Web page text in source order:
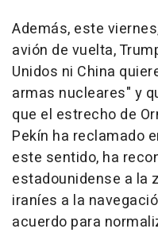
Además, este
avión de vuelta,
Unidos ni China
armas nucleares" y
que el estrecho de
Pekín ha reclamado
este sentido, ha
estadounidense a la
iraníes a la
acuerdo para